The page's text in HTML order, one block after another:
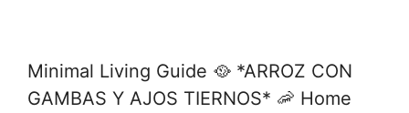
Minimal Living Guide 🥘 *ARROZ CON
GAMBAS Y AJOS TIERNOS* 🦐 Home